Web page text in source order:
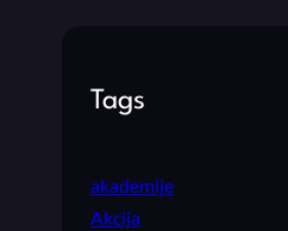
Tags
akademije
Akcija